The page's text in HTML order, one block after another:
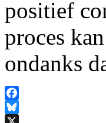
positief
proces
ondanks
Facebook